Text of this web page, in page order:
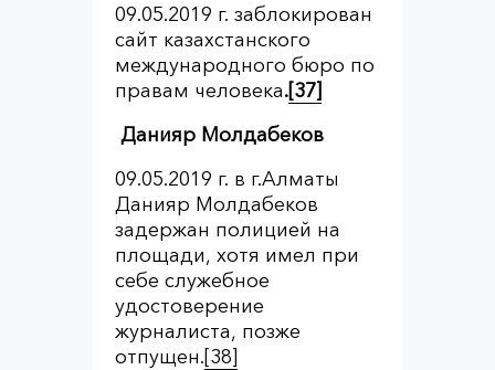
09.05.2019 г. заблокирован
сайт казахстанского
международного бюро по
правам человека.[37]
Данияр Молдабеков
09.05.2019 г. в г.Алматы
Данияр Молдабеков
задержан полицией на
площади, хотя имел при
себе служебное
удостоверение
журналиста, позже
отпущен.[38]